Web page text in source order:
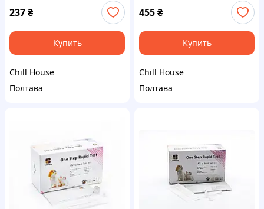
237₴
Купить
Chill House
Полтава
котов FIP Ab
455₴
Купить
Chill House
Полтава